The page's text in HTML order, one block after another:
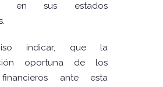
en sus estados
indicar, que la
oportuna de los
ante esta